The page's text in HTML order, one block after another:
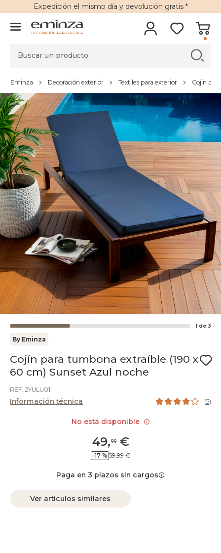
Expedición el mismo día y devolución gratis*
DECORACIÓN PARA LA CASA
Eminza Decoración exterior Textiles para exterior Cojín
1 de 3
By Eminza
Cojín para tumbona extraíble (190 x
60 cm) Sunset Azul noche
REF. 2YULU01
Información técnica (5)
49,99€
-17 % 59,99 €
Paga en 3 plazos sin cargos
Ver artículos similares